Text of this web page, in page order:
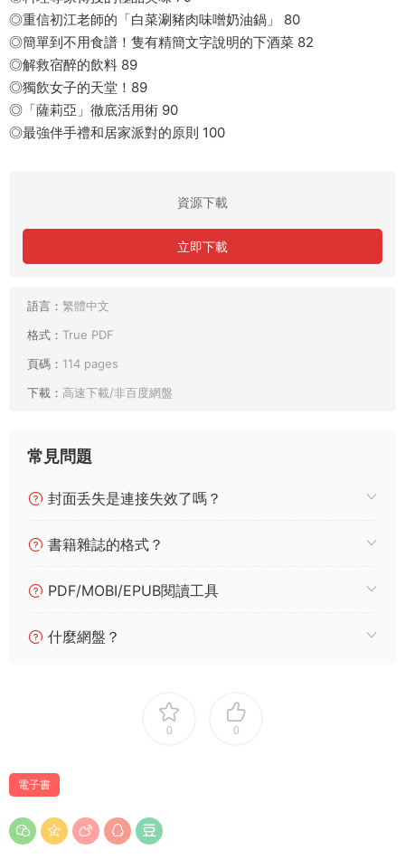
◎重信初江老師的「白菜涮豬肉味噌奶油鍋」 80
◎簡單到不用食譜！隻有精簡文字說明的下酒菜 82
◎解救宿醉的飲料 89
◎獨飲女子的天堂！89
◎「薩莉亞」徹底活用術 90
◎最強伴手禮和居家派對的原則 100
資源下載
立即下載
語言： 繁體中文
格式： True PDF
頁碼： 114 pages
下載： 高速下載/非百度網盤
常見問題
封面丢失是連接失效了嗎？
書籍雜誌的格式？
PDF/MOBI/EPUB閱讀工具
什麼網盤？
0 0
電子書